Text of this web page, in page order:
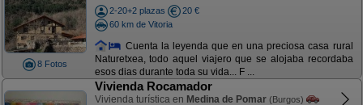
8 Fotos
2-20+2 plazas
20 €
60 km de Vitoria
Cuenta la leyenda que en una preciosa casa rural
Naturetxea, todo aquel viajero que se alojaba recordaba
esos dias durante toda su vida... F ...
Vivienda Rocamador
Vivienda turística en Medina de Pomar (Burgos)